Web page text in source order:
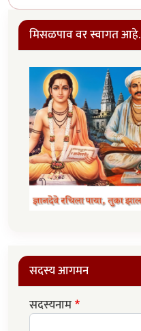
मिसळपाव वर स्वागत आहे.
सदस्य आगमन
सदस्यनाम